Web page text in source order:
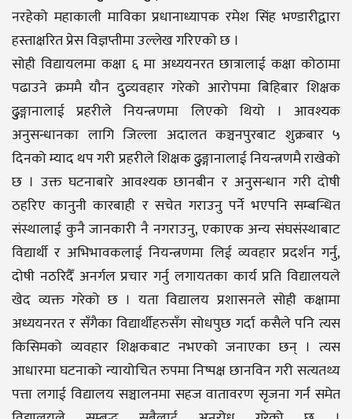
नरहेको महाकाली माविका प्रधानाध्यापक रमेश सिंह भण्डारीद्वारा
हस्ताक्षरित प्रेस विज्ञप्तीमा उल्लेख गरिएको छ ।
सोही विद्यायलमा कक्षा ६ मा अध्ययनरत छात्रालाई कक्षा कोठामा
पढाउने क्रममै यौन दुुव्र्यवहार गरेको आरोपमा बिहिबार शिक्षक
ढुुङ्गानालाई प्रहरीले नियन्त्रणमा लिएको थियो । आवश्यक
अनुसन्धानका लागि जिल्ला अदालत कञ्चनपुरबाट शुक्रबार ५
दिनको म्याद थप गरी प्रहरीले शिक्षक ढुुङ्गानालाई नियन्त्रणमै राखेको
छ । उक्त घटनाबारे आवश्यक छानबीन र अनुसन्धान गरी दोषी
ठहरिए कानुनी कारबाही र सचेत गराउनु पर्ने भएपनि सम्बन्धित
संस्थालाई कुनै जानकारी नै नगराउनु, एकाएक अन्य संघसंस्थाबाट
विद्यार्थी र अभिभावकलाई नियन्त्रणमा लिई व्यवहार प्रदर्शन गर्नु,
दोषी नठरिदैँ अनर्गल प्रचार गर्नु लगायतका कार्य प्रति विद्यालयले
खेद व्यक्त गरेको छ । यता विद्यालय प्रशासनले सोही कक्षामा
अध्ययनरत र सँगैका विद्यार्थीहरुसँग सोधपुछ गर्दा कसैले पनि त्यस
किसिमको व्यवहार शिक्षकबाट नभएको जनाएका छन् । त्यस
आधारमा घटनाको न्यायोचित रुपमा निष्पक्ष छानविन गरी सत्यतथ्य
पत्ता लगाई विद्यालय सञ्चालनमा सहज वातावरण सृजना गर्न समेत